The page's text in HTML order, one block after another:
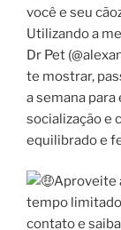
você e seu
Utilizando a
Dr Pet
te mostrar,
a semana
socialização e
equilibrado e
Aproveite
tempo
contato e